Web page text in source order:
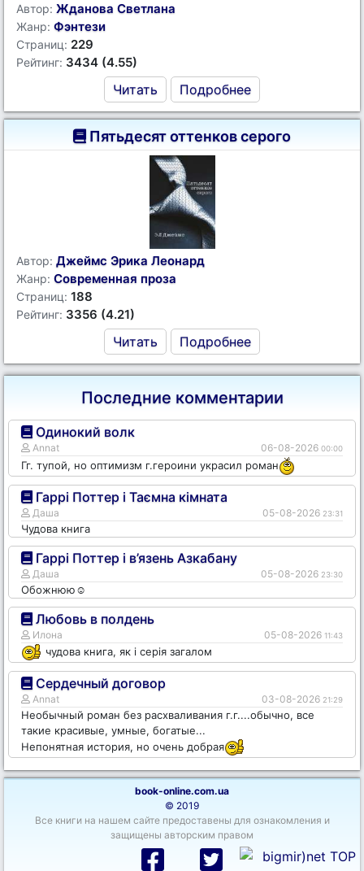
Автор: Жданова Светлана
Жанр: Фэнтези
Страниц: 229
Рейтинг: 3434 (4.55)
Читать Подробнее
Пятьдесят оттенков серого
Автор: Джеймс Эрика Леонард
Жанр: Современная проза
Страниц: 188
Рейтинг: 3356 (4.21)
Читать Подробнее
Последние комментарии
Одинокий волк
Annat 06-08-2026 00:00
Гг. тупой, но оптимизм г.героини украсил роман
Гаррі Поттер і Таємна кімната
Даша 05-08-2026 23:31
Чудова книга
Гаррі Поттер і в’язень Азкабану
Даша 05-08-2026 23:30
Обожнюю☺️
Любовь в полдень
Илона 05-08-2026 11:43
чудова книга, як і серія загалом
Сердечный договор
Annat 03-08-2026 21:29
Необычный роман без расхваливания г.г....обычно, все
такие красивые, умные, богатые...
Непонятная история, но очень добрая
book-online.com.ua
© 2019
Все книги на нашем сайте предоставены для ознакомления и
защищены авторским правом